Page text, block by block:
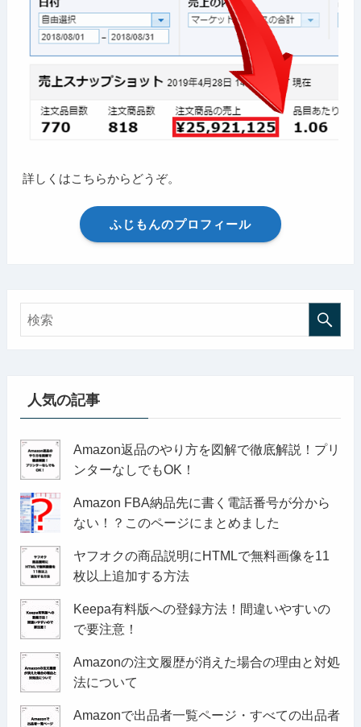
詳しくはこちらからどうぞ。
ふじもんのプロフィール
人気の記事
Amazon返品のやり方を図解で徹底解説！プリ
ンターなしでもOK！
Amazon FBA納品先に書く電話番号が分から
ない！？このページにまとめました
ヤフオクの商品説明にHTMLで無料画像を11
枚以上追加する方法
Keepa有料版への登録方法！間違いやすいの
で要注意！
Amazonの注文履歴が消えた場合の理由と対処
法について
Amazonで出品者一覧ページ・すべての出品者